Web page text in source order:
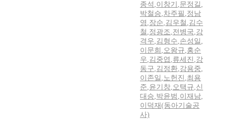
종석 ,이창기 ,문정길 ,
박철승,차주필 ,정남
영 ,장순,김우철 ,김수
철 ,정광조,전병국,강
격우,김형수,손성일 ,
이문희 ,오왕규,홍순
우,김중엽 ,류세진 ,강
동구,김정환,강용중,
이존일 ,노헌진 ,최용
준,윤기창,오택규,신
대승,박윤범 ,이재남,
이덕재(동아기술공
사)